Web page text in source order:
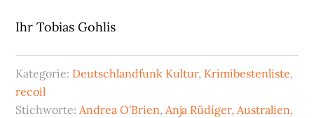
Ihr Tobias Gohlis
Kategorie: Deutschlandfunk Kultur, Krimibestenliste,
recoil
Stichworte:Andrea O'Brien,Anja Rüdiger,Australien,